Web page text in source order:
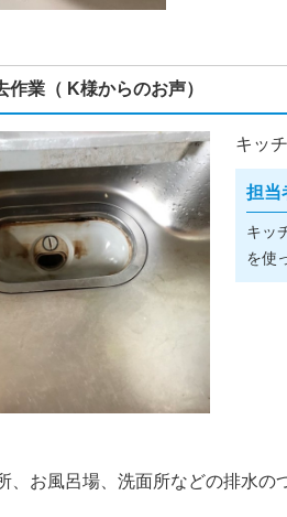
作業（ K様からのお声）
キッ
担当
キッ
を使
、お風呂場、洗面所などの排水